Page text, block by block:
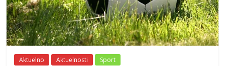
Aktuelno Aktuelnosti Sport